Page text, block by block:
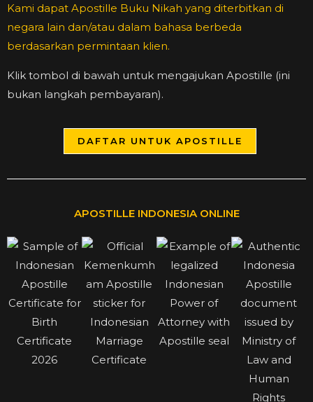
Kami dapat Apostille Buku Nikah yang diterbitkan di
negara lain dan/atau dalam bahasa berbeda
berdasarkan permintaan klien.
Klik tombol di bawah untuk mengajukan Apostille (ini
bukan langkah pembayaran).
DAFTAR UNTUK APOSTILLE
APOSTILLE INDONESIA ONLINE